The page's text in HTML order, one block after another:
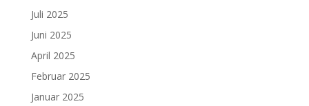
Juli 2025
Juni 2025
April 2025
Februar 2025
Januar 2025